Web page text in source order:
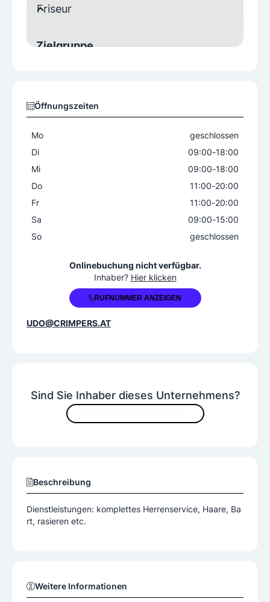
Friseur
Zielgruppe
Sind Sie Inhaber dieses Unternehmens?
Beschreibung
Dienstleistungen: komplettes Herrenservice, Haare, Ba
rt, rasieren etc.
Weitere Informationen
Öffnungszeiten
Mo
geschlossen
Di
09:00-18:00
Mi
09:00-18:00
Do
11:00-20:00
Fr
11:00-20:00
Sa
09:00-15:00
So
geschlossen
Onlinebuchung nicht verfügbar.
Inhaber? Hier klicken
+43 664 1603066
RUFNUMMER ANZEIGEN
UDO@CRIMPERS.AT